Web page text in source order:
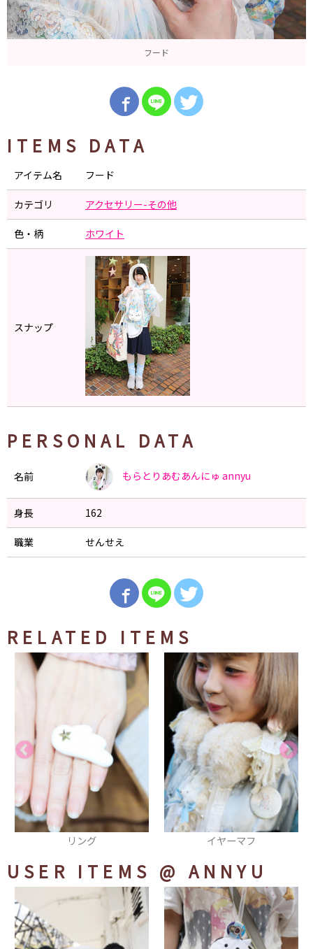
フード
ITEMS DATA
アイテム名 フード
カテゴリ アクセサリー-その他
色・柄 ホワイト
スナップ
PERSONAL DATA
名前 もらとりあむあんにゅ annyu
身長 162
職業 せんせえ
RELATED ITEMS
イヤーマフ 厚底シューズ
USER ITEMS @ ANNYU